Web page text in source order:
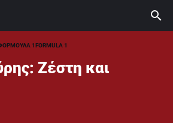
1FORMULA 1
Ζέστη και